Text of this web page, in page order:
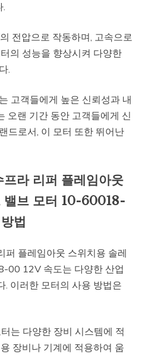
.
전압으로 작동하며, 고속으로
의 성능을 향상시켜 다양한
.
고객들에게 높은 신뢰성과 내
오랜 기간 동안 고객들에게 신
드로서, 이 모터 또한 뛰어난
라 리퍼 플레임아웃
밸브 모터 10-60018-
법
퍼 플레임아웃 스위치용 솔레
00 12V 속도는 다양한 산업
. 이러한 모터의 사용 방법은
는 다양한 장비 시스템에 적
장비나 기계에 적용하여 움